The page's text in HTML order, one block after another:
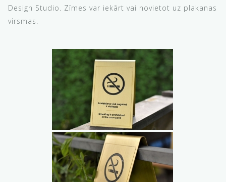
Design Studio. Zīmes var iekārt vai novietot uz plakanas
virsmas.